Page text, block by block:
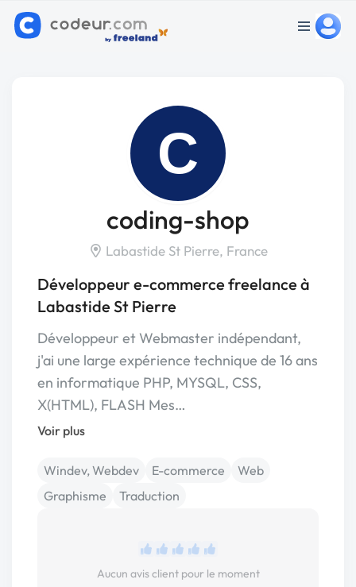
C
coding-shop
Labastide St Pierre, France
Développeur e-commerce freelance à
Labastide St Pierre
Développeur et Webmaster indépendant,
j'ai une large expérience technique de 16 ans
en informatique PHP, MYSQL, CSS,
X(HTML), FLASH Mes…
Voir plus
Windev, Webdev E-commerce
Web
Graphisme
Traduction
Aucun avis client pour le moment